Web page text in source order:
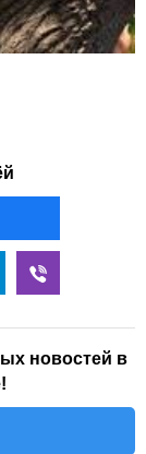
новостей в